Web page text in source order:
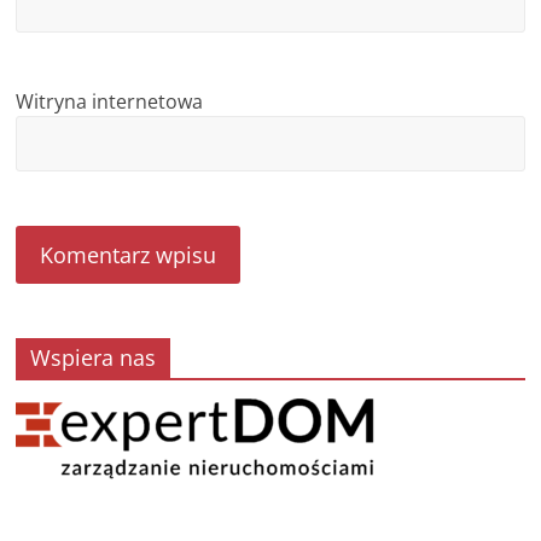
Witryna internetowa
Wspiera nas